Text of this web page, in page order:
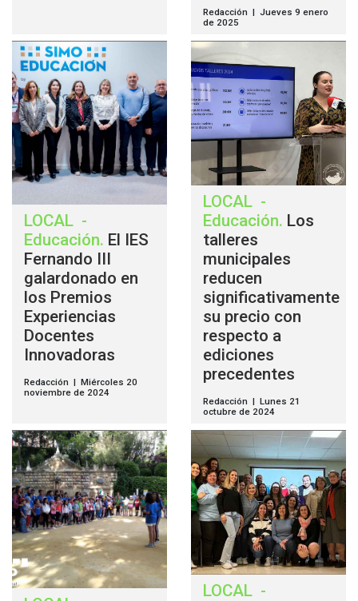
Redacción | Jueves 9 enero
de 2025
LOCAL -
Educación. El IES
Fernando III
galardonado en
los Premios
Experiencias
Docentes
Innovadoras
Redacción | Miércoles 20
noviembre de 2024
LOCAL -
Educación. Los
talleres
municipales
reducen
significativamente
su precio con
respecto a
ediciones
precedentes
Redacción | Lunes 21
octubre de 2024
LOCAL -